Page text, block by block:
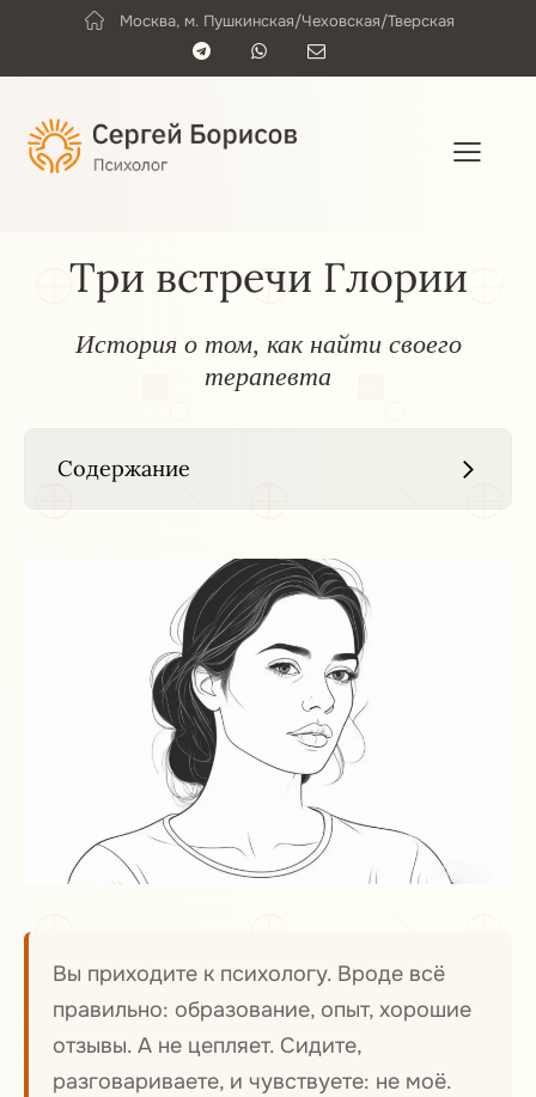
Москва, м. Пушкинская/Чеховская/Тверская
Три встречи Глории
История о том, как найти своего
терапевта
Содержание
История, которая стала легендой
Глория: не диагноз, а живой человек
Роджерс: когда тебя просто слышат
Эллис: логика против хаоса
Перлз: провокация как метод
6 Что это значит для вас
Вы приходите к психологу. Вроде всё
правильно: образование, опыт, хорошие
отзывы. А не цепляет. Сидите,
разговариваете, и чувствуете: не моё.